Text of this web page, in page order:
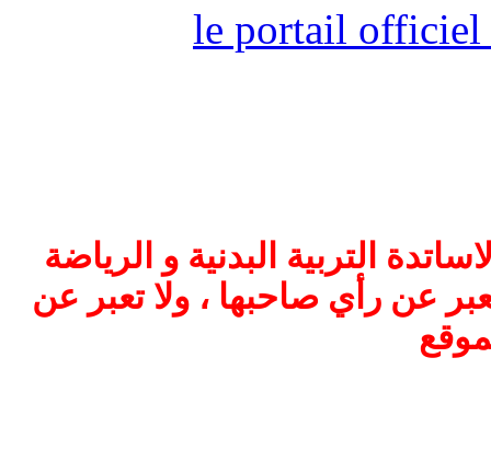
le portail officiel
التربية البدنية و الرياضة
عن رأي صاحبها ، ولا تعبر عن